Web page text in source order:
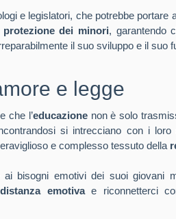
e legislatori, che potrebbe portare
dei minori, garantendo
il suo sviluppo e il suo
e legge
che l’educazionenon è solo
si intrecciano con i loro
e complesso tessuto della
bisogni emotivi dei suoi giovani
emotivae riconnetterci